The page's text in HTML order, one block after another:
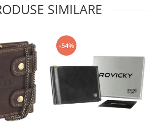
SIMILARE
-54%